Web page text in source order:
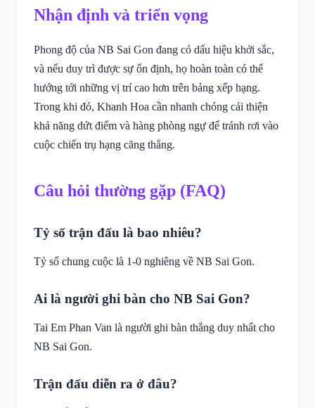
Nhận định và triển vọng
Phong độ của NB Sai Gon đang có dấu hiệu khởi sắc,
và nếu duy trì được sự ổn định, họ hoàn toàn có thể
hướng tới những vị trí cao hơn trên bảng xếp hạng.
Trong khi đó, Khanh Hoa cần nhanh chóng cải thiện
khả năng dứt điểm và hàng phòng ngự để tránh rơi vào
cuộc chiến trụ hạng căng thẳng.
Câu hỏi thường gặp (FAQ)
Tỷ số trận đấu là bao nhiêu?
Tỷ số chung cuộc là 1-0 nghiêng về NB Sai Gon.
Ai là người ghi bàn cho NB Sai Gon?
Tai Em Phan Van là người ghi bàn thắng duy nhất cho
NB Sai Gon.
Trận đấu diễn ra ở đâu?